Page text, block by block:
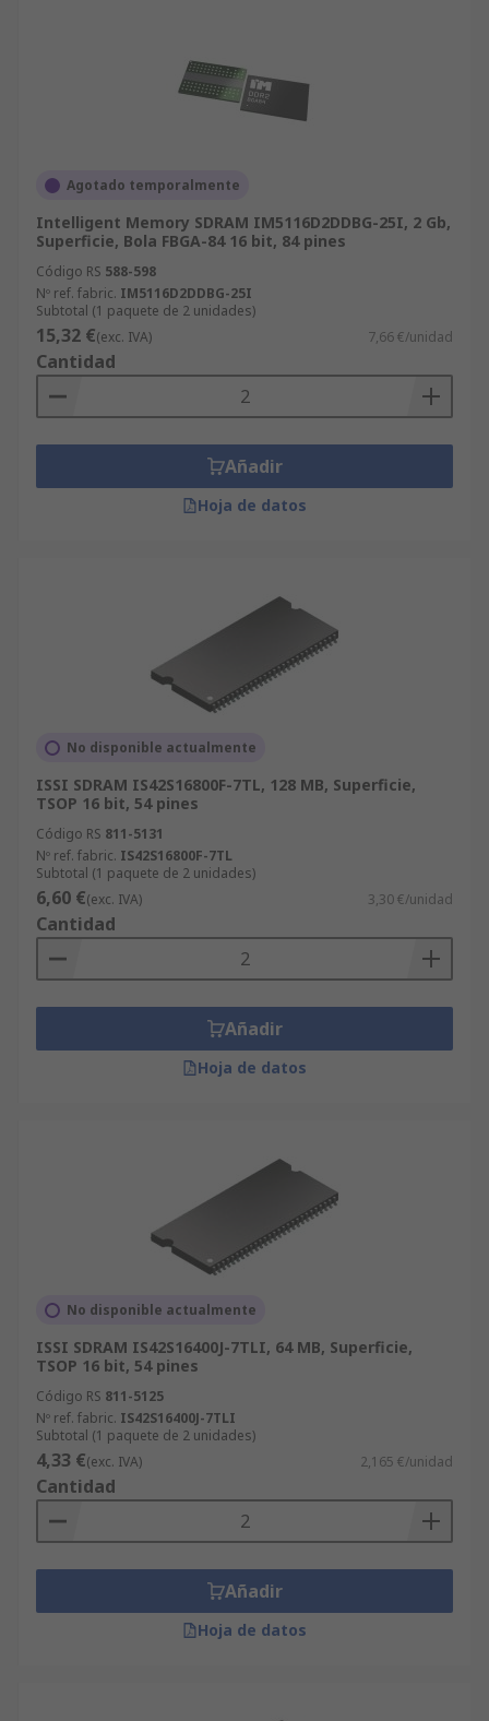
Agotado temporalmente
Intelligent Memory SDRAM IM5116D2DDBG-25I, 2 Gb,
Superficie, Bola FBGA-84 16 bit, 84 pines
Código RS 588-598
Nº ref. fabric. IM5116D2DDBG-25I
Subtotal (1 paquete de 2 unidades)
15,32 €(exc. IVA) 7,66 €/unidad
Cantidad
Añadir
Hoja de datos
No disponible actualmente
ISSI SDRAM IS42S16800F-7TL, 128 MB, Superficie,
TSOP 16 bit, 54 pines
Código RS 811-5131
Nº ref. fabric. IS42S16800F-7TL
Subtotal (1 paquete de 2 unidades)
6,60 €(exc. IVA) 3,30 €/unidad
Cantidad
Añadir
Hoja de datos
No disponible actualmente
ISSI SDRAM IS42S16400J-7TLI, 64 MB, Superficie,
TSOP 16 bit, 54 pines
Código RS 811-5125
Nº ref. fabric. IS42S16400J-7TLI
Subtotal (1 paquete de 2 unidades)
4,33 €(exc. IVA) 2,165 €/unidad
Cantidad
Añadir
Hoja de datos